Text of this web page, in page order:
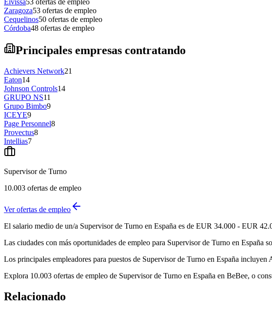
Eivissa53 ofertas de empleo
Zaragoza53 ofertas de empleo
Cequelinos50 ofertas de empleo
Córdoba48 ofertas de empleo
Principales empresas contratando
Achievers Network21
Eaton14
Johnson Controls14
GRUPO NS11
Grupo Bimbo9
ICEYE9
Page Personnel8
Provectus8
Intellias7
Supervisor de Turno
10.003 ofertas de empleo
Ver ofertas de empleo
El salario medio de un/a Supervisor de Turno en España es de EUR 34.000 - EUR
Las ciudades con más oportunidades de empleo para Supervisor de Turno en
Los principales empleadores para puestos de Supervisor de Turno en España
Explora 10.003 ofertas de empleo de Supervisor de Turno en España en BeBee, o
Relacionado